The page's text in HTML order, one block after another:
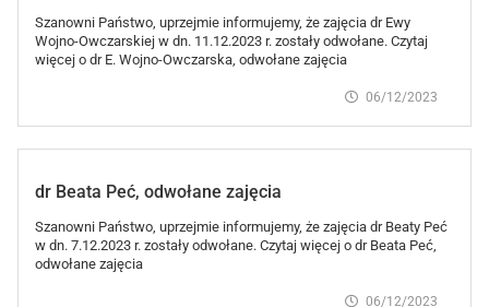
Szanowni Państwo, uprzejmie informujemy, że zajęcia dr Ewy
Wojno-Owczarskiej w dn. 11.12.2023 r. zostały odwołane. Czytaj
więcej o dr E. Wojno-Owczarska, odwołane zajęcia
06/12/2023
dr Beata Peć, odwołane zajęcia
Szanowni Państwo, uprzejmie informujemy, że zajęcia dr Beaty Peć
w dn. 7.12.2023 r. zostały odwołane. Czytaj więcej o dr Beata Peć,
odwołane zajęcia
06/12/2023